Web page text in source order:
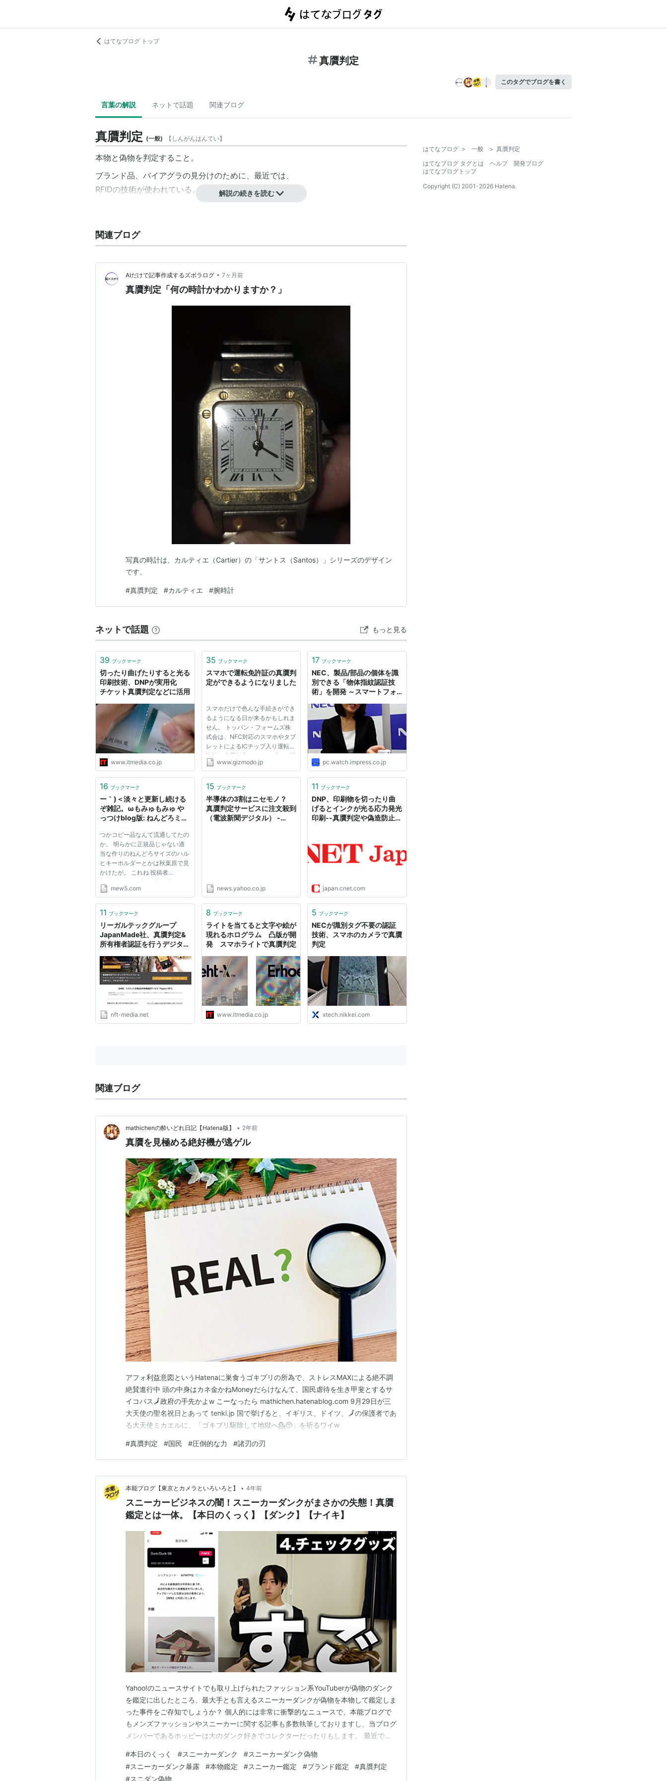
はてなブログ トップ
真贋判定
このタグでブログを書く
言葉の解説 ネットで話題 関連ブログ
真贋判定 (一般) 【 しんがんはんてい】
本物と偽物を判定すること。
ブランド品、バイアグラの見分けのために、最近では、
RFIDの技術が使われている。
解説の続きを読む
関連ブログ
AIだけで記事作成するズボラログ • 7ヶ月前
真贋判定「何の時計かわかりますか？」
写真の時計は、カルティエ（Cartier）の「サントス（Santos）」シリーズのデザイン
です。
#真贋判定 #カルティエ #腕時計
ネットで話題 もっと見る
39 ブックマーク
切ったり曲げたりすると光る
印刷技術、DNPが実用化
チケット真贋判定などに活用
www.itmedia.co.jp
35 ブックマーク
スマホで運転免許証の真贋判
定ができるようになりました
スマホだけで色んな手続きができ
るようになる日が来るかもしれま
せん。 トッパン・フォームズ株
式会は、NFC対応のスマホやタブ
レットによるICチップ入り運転免
許証の真贋判定を行うアプリを開
発しました。この新システムは国
した｢ファストショット｣の新機能
で...
www.gizmodo.jp
17 ブックマーク
NEC、製品/部品の個体を識
別できる「物体指紋認証技
術」を開発 ～スマートフォ
や流通/品質管理が可能
pc.watch.impress.co.jp
16 ブックマーク
ー｀)＜淡々と更新し続ける
ぞ雑記。ωもみゅもみゅ や
っつけblog版: ねんどろミク
つかコピー品なんて流通してたの
か。 明らかに正規品じゃない適
当な作りのねんどろサイズのハル
ヒキーホルダーとかは秋葉原で見
かけたが。 これね 投稿者
sarasiru : 2009年01月09日
03:28 トラックバック このエン
http://mew5.com/mt/mt-
mew5.com
15 ブックマーク
半導体の3割はニセモノ？
真贋判定サービスに注文殺到
（電波新聞デジタル） -
news.yahoo.co.jp
11 ブックマーク
DNP、印刷物を切ったり曲
げるとインクが光る応力発光
印刷--真贋判定や偽造防止に
japan.cnet.com
11 ブックマーク
リーガルテックグループ
JapanMade社、真贋判定&
所有権者認証を行うデジタル
を開始
nft-media.net
8 ブックマーク
ライトを当てると文字や絵が
現れるホログラム 凸版が開
発 スマホライトで真贋判定
www.itmedia.co.jp
5 ブックマーク
NECが識別タグ不要の認証
技術、スマホのカメラで真贋
判定
xtech.nikkei.com
関連ブログ
mathichenの酔いどれ日記【Hatena版】 • 2年前
真贋を見極める絶好機が逃ゲル
アフォ利益意図というHatenaに巣食うゴキブリの所為で、ストレスMAXによる絶不調
絶賛進行中 頭の中身はカネ金かねMoneyだらけなんて、国民虐待を生き甲斐とするサ
イコパス🗾政府の手先かよw こーなったら mathichen.hatenablog.com 9月29日が三
大天使の聖名祝日とあって tenki.jp 国で挙げると、イギリス、ドイツ、🗾の保護者であ
る大天使ミカエルに、「ゴキブリ駆除して地獄へ💁🥺」を祈るワイw
#真贋判定 #国民 #圧倒的な力 #諸刃の刃
本能ブログ【東京とカメラといろいろと】 • 4年前
スニーカービジネスの闇！スニーカーダンクがまさかの失態！真贋
鑑定とは一体。【本日のくっく】【ダンク】【ナイキ】
Yahoo!のニュースサイトでも取り上げられたファッション系YouTuberが偽物のダンク
を鑑定に出したところ、最大手とも言えるスニーカーダンクが偽物を本物して鑑定しま
った事件をご存知でしょうか？ 個人的には非常に衝撃的なニュースで、本能ブログで
もメンズファッションやスニーカーに関する記事も多数執筆しておりますし、当ブログ
メンバーであるホッピーは大のダンク好きでコレクターだったりもします。 最近では
GPもファッションは好きですし、二次市場と呼ばれるレアアイテムを流通するマーケ
ットも成熟しつつある今個人的には小さくな…
#本日のくっく #スニーカーダンク #スニーカーダンク偽物
#スニーカーダンク暴露 #本物鑑定 #スニーカー鑑定 #ブランド鑑定 #真贋判定
#スニダン偽物
はてなブログ > 一般 > 真贋判定
はてなブログ タグとは
ヘルプ
開発ブログ
はてなブログトップ
Copyright (C) 2001-2026 Hatena.